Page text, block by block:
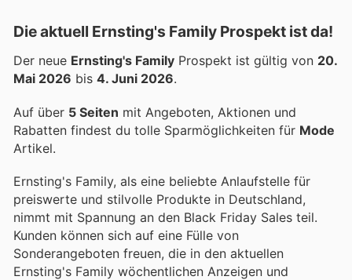
Die aktuell Ernsting's Family Prospekt ist da!
Der neue Ernsting's Family Prospekt ist gültig von 20.
Mai 2026 bis 4. Juni 2026.
Auf über 5 Seiten mit Angeboten, Aktionen und
Rabatten findest du tolle Sparmöglichkeiten für Mode
Artikel.
Ernsting's Family, als eine beliebte Anlaufstelle für
preiswerte und stilvolle Produkte in Deutschland,
nimmt mit Spannung an den Black Friday Sales teil.
Kunden können sich auf eine Fülle von
Sonderangeboten freuen, die in den aktuellen
Ernsting's Family wöchentlichen Anzeigen und